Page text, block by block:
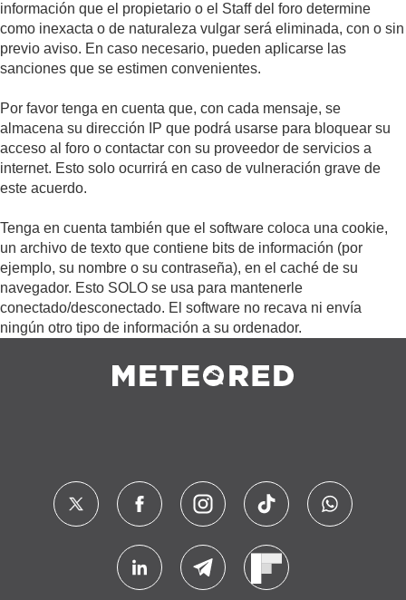
información que el propietario o el Staff del foro determine
como inexacta o de naturaleza vulgar será eliminada, con o sin
previo aviso. En caso necesario, pueden aplicarse las
sanciones que se estimen convenientes.
Por favor tenga en cuenta que, con cada mensaje, se
almacena su dirección IP que podrá usarse para bloquear su
acceso al foro o contactar con su proveedor de servicios a
internet. Esto solo ocurrirá en caso de vulneración grave de
este acuerdo.
Tenga en cuenta también que el software coloca una cookie,
un archivo de texto que contiene bits de información (por
ejemplo, su nombre o su contraseña), en el caché de su
navegador. Esto SOLO se usa para mantenerle
conectado/desconectado. El software no recava ni envía
ningún otro tipo de información a su ordenador.